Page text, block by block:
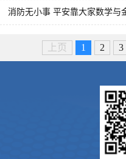
二次团学大会
消防无小事 平安靠大家数学与
上页 1 2 3